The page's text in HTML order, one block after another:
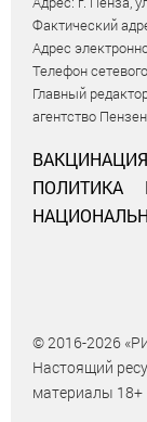
Фактический
Адрес
Телефон
Главный
агентство
ВАКЦИНАЦИЯ.
ПОЛИТИКА
© 2016-2026
Настоящий
материалы 18+